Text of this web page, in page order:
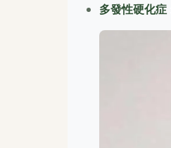
多發性硬化症